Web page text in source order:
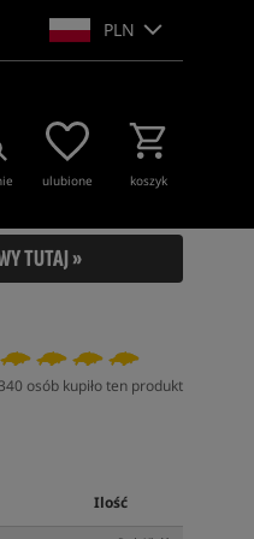
PLN
ulubione koszyk
TUTAJ »
osób kupiło ten produkt
Ilość